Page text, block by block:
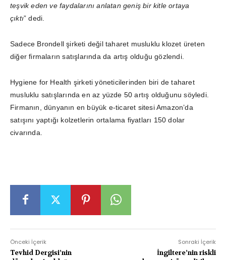
teşvik eden ve faydalarını anlatan geniş bir kitle ortaya
çıktı” dedi.
Sadece Brondell şirketi değil taharet musluklu klozet üreten
diğer firmaların satışlarında da artış olduğu gözlendi.
Hygiene for Health şirketi yöneticilerinden biri de taharet
musluklu satışlarında en az yüzde 50 artış olduğunu söyledi.
Firmanın, dünyanın en büyük e-ticaret sitesi Amazon’da
satışını yaptığı kolzetlerin ortalama fiyatları 150 dolar
civarında.
Önceki İçerik
Tevhid Dergisi’nin
Sonraki İçerik
İngiltere’nin riskli